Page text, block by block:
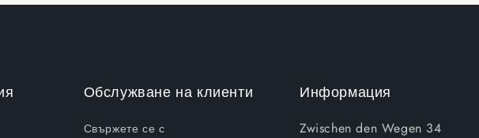
Обслужване на клиенти
Свържете се с
Информация
Zwischen den Wegen 34